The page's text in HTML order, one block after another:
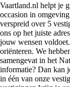
Vaartland.nl helpt je
occasion in
verspreid over 5
ons op het juiste
jouw wensen
oriënteren. We
samengevat in het
informatie? Dan kan
in één van onze